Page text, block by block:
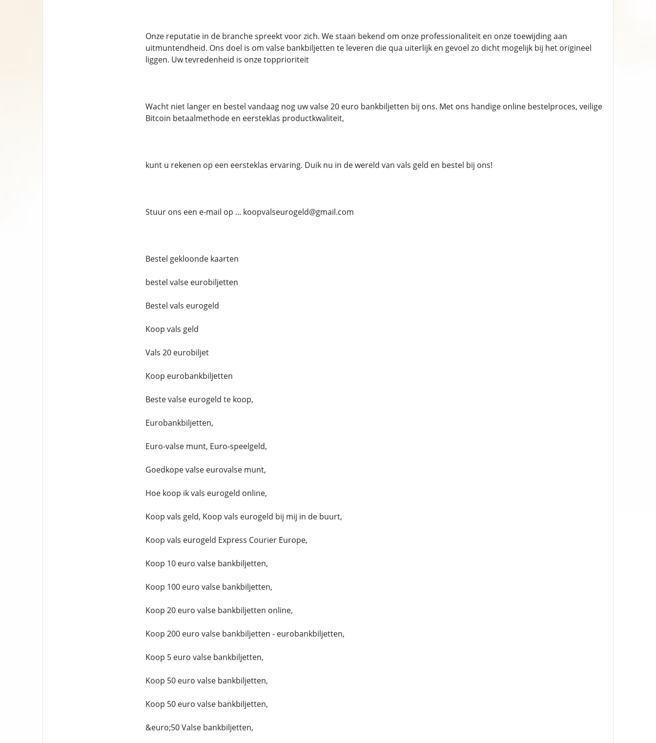
Onze reputatie in de branche spreekt voor zich. We staan ​​bekend om onze professionaliteit en onze toewijding aan
uitmuntendheid. Ons doel is om valse bankbiljetten te leveren die qua uiterlijk en gevoel zo dicht mogelijk bij het origineel
liggen. Uw tevredenheid is onze topprioriteit
Wacht niet langer en bestel vandaag nog uw valse 20 euro bankbiljetten bij ons. Met ons handige online bestelproces, veilige
Bitcoin betaalmethode en eersteklas productkwaliteit,
kunt u rekenen op een eersteklas ervaring. Duik nu in de wereld van vals geld en bestel bij ons!
Stuur ons een e-mail op ... koopvalseurogeld@gmail.com
Bestel gekloonde kaarten
bestel valse eurobiljetten
Bestel vals eurogeld
Koop vals geld
Vals 20 eurobiljet
Koop eurobankbiljetten
Beste valse eurogeld te koop,
Eurobankbiljetten,
Euro-valse munt, Euro-speelgeld,
Goedkope valse eurovalse munt,
Hoe koop ik vals eurogeld online,
Koop vals geld, Koop vals eurogeld bij mij in de buurt,
Koop vals eurogeld Express Courier Europe,
Koop 10 euro valse bankbiljetten,
Koop 100 euro valse bankbiljetten,
Koop 20 euro valse bankbiljetten online,
Koop 200 euro valse bankbiljetten - eurobankbiljetten,
Koop 5 euro valse bankbiljetten,
Koop 50 euro valse bankbiljetten,
Koop 50 euro valse bankbiljetten,
&euro;50 Valse bankbiljetten,